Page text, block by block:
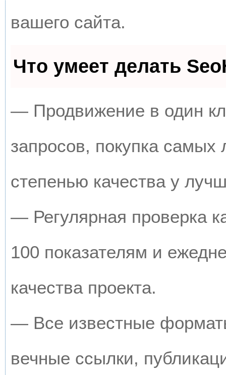
вашего сайта.
Что умеет делать
— Продвижение в один
запросов, покупка
степенью качества у
— Регулярная проверка
100 показателям и
качества проекта.
— Все известные
вечные ссылки,